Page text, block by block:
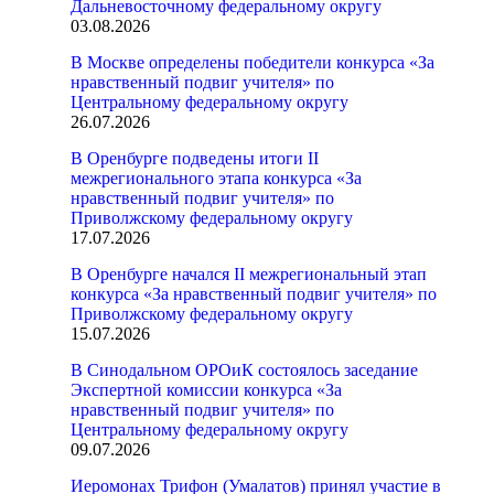
Дальневосточному федеральному округу
03.08.2026
В Москве определены победители конкурса «За
нравственный подвиг учителя» по
Центральному федеральному округу
26.07.2026
В Оренбурге подведены итоги II
межрегионального этапа конкурса «За
нравственный подвиг учителя» по
Приволжскому федеральному округу
17.07.2026
В Оренбурге начался II межрегиональный этап
конкурса «За нравственный подвиг учителя» по
Приволжскому федеральному округу
15.07.2026
В Синодальном ОРОиК состоялось заседание
Экспертной комиссии конкурса «За
нравственный подвиг учителя» по
Центральному федеральному округу
09.07.2026
Иеромонах Трифон (Умалатов) принял участие в